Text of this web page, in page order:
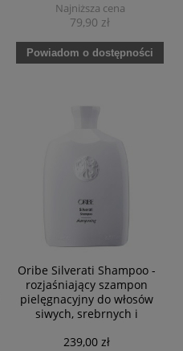
Najniższa cena
79,90 zł
Powiadom o dostępności
Oribe Silverati Shampoo -
rozjaśniający szampon
pielęgnacyjny do włosów
siwych, srebrnych i
239,00 zł